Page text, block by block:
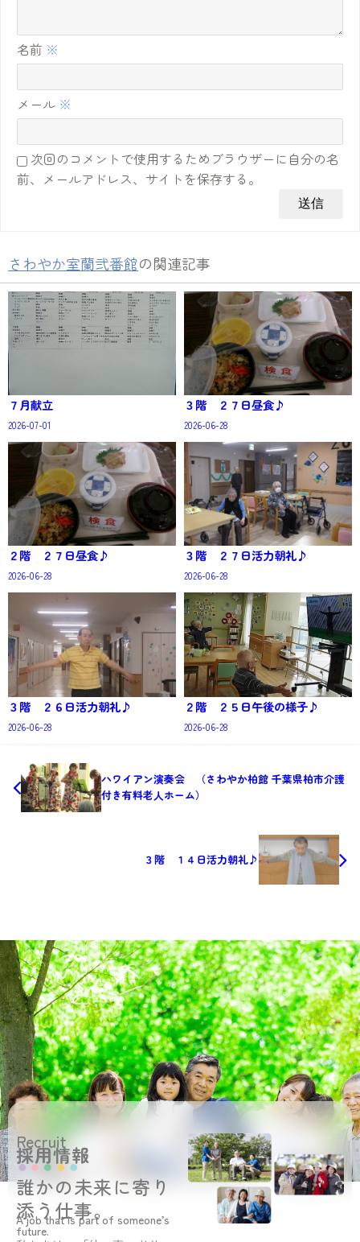
名前 ※
メール ※
次回のコメントで使用するためブラウザーに自分の名
前、メールアドレス、サイトを保存する。
さわやか室蘭弐番館の関連記事
７月献立
2026-07-01
３階 ２７日昼食♪
2026-06-28
２階 ２７日昼食♪
2026-06-28
３階 ２７日活力朝礼♪
2026-06-28
３階 ２６日活力朝礼♪
2026-06-28
２階 ２５日午後の様子♪
2026-06-28
ハワイアン演奏会 （さわやか柏館 千葉県柏市介護
付き有料老人ホーム）
３階 １４日活力朝礼♪
Recruit
採用情報
誰かの未来に寄り
添う仕事。
A job that is part of someone’s
future.